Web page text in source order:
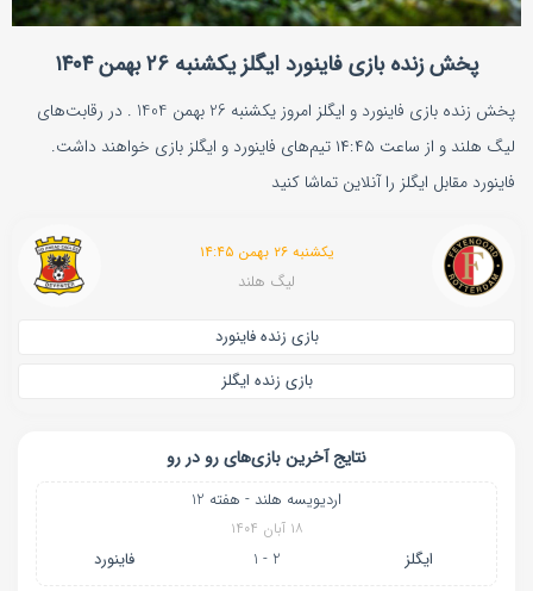
پخش زنده بازی فاینورد ایگلز یکشنبه ۲۶ بهمن ۱۴۰۴
پخش زنده بازی فاینورد و ایگلز امروز یکشنبه 26 بهمن 1404 . در رقابت‌های
لیگ هلند و از ساعت ۱۴:۴۵ تیم‌های فاینورد و ایگلز بازی خواهند داشت.
فاینورد مقابل ایگلز را آنلاین تماشا کنید
یکشنبه ۲۶ بهمن ۱۴:۴۵
لیگ هلند
بازی زنده فاینورد
بازی زنده ایگلز
نتایج آخرین بازی‌های رو در رو
اردیویسه هلند - هفته 12
۱۸ آبان ۱۴۰۴
ایگلز 2 - 1 فاینورد